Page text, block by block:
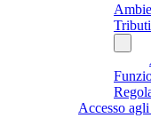
Tributi
Accesso